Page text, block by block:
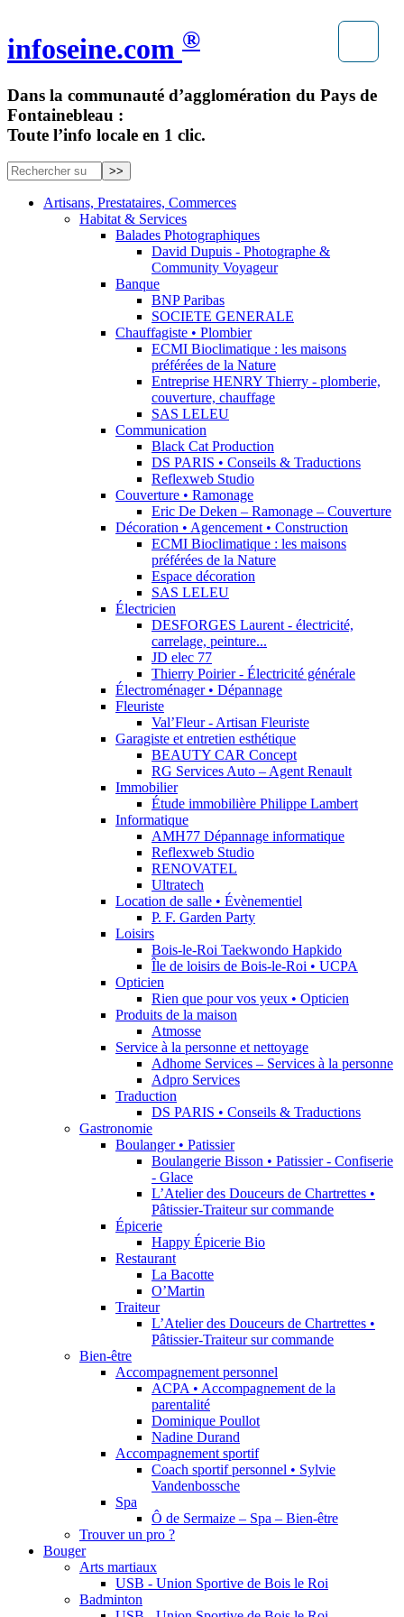
infoseine.com ®
Dans la communauté d’agglomération du Pays de
Fontainebleau :
Toute l’info locale en 1 clic.
Artisans, Prestataires, Commerces
Habitat & Services
Balades Photographiques
David Dupuis - Photographe &
Community Voyageur
Banque
BNP Paribas
SOCIETE GENERALE
Chauffagiste • Plombier
ECMI Bioclimatique : les maisons
préférées de la Nature
Entreprise HENRY Thierry - plomberie,
couverture, chauffage
SAS LELEU
Communication
Black Cat Production
DS PARIS • Conseils & Traductions
Reflexweb Studio
Couverture • Ramonage
Eric De Deken – Ramonage – Couverture
Décoration • Agencement • Construction
ECMI Bioclimatique : les maisons
préférées de la Nature
Espace décoration
SAS LELEU
Électricien
DESFORGES Laurent - électricité,
carrelage, peinture...
JD elec 77
Thierry Poirier - Électricité générale
Électroménager • Dépannage
Fleuriste
Val’Fleur - Artisan Fleuriste
Garagiste et entretien esthétique
BEAUTY CAR Concept
RG Services Auto – Agent Renault
Immobilier
Étude immobilière Philippe Lambert
Informatique
AMH77 Dépannage informatique
Reflexweb Studio
RENOVATEL
Ultratech
Location de salle • Évènementiel
P. F. Garden Party
Loisirs
Bois-le-Roi Taekwondo Hapkido
Île de loisirs de Bois-le-Roi • UCPA
Opticien
Rien que pour vos yeux • Opticien
Produits de la maison
Atmosse
Service à la personne et nettoyage
Adhome Services – Services à la personne
Adpro Services
Traduction
DS PARIS • Conseils & Traductions
Gastronomie
Boulanger • Patissier
Boulangerie Bisson • Patissier - Confiserie
- Glace
L’Atelier des Douceurs de Chartrettes •
Pâtissier-Traiteur sur commande
Épicerie
Happy Épicerie Bio
Restaurant
La Bacotte
O’Martin
Traiteur
L’Atelier des Douceurs de Chartrettes •
Pâtissier-Traiteur sur commande
Bien-être
Accompagnement personnel
ACPA • Accompagnement de la
parentalité
Dominique Poullot
Nadine Durand
Accompagnement sportif
Coach sportif personnel • Sylvie
Vandenbossche
Spa
Ô de Sermaize – Spa – Bien-être
Trouver un pro ?
Bouger
Arts martiaux
USB - Union Sportive de Bois le Roi
Badminton